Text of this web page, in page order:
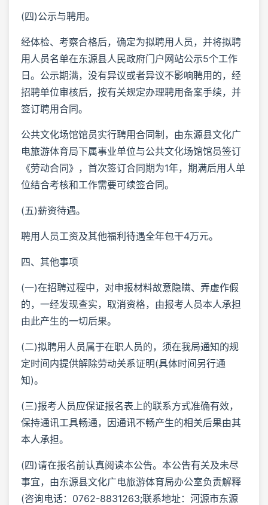
(四)公示与聘用。
经体检、考察合格后，确定为拟聘用人员，并将拟聘
用人员名单在东源县人民政府门户网站公示5个工作
日。公示期满，没有异议或者异议不影响聘用的，经
招聘单位审核后，按有关规定办理聘用备案手续，并
签订聘用合同。
公共文化场馆馆员实行聘用合同制，由东源县文化广
电旅游体育局下属事业单位与公共文化场馆馆员签订
《劳动合同》，首次签订合同期为1年，期满后用人单
位结合考核和工作需要可续签合同。
(五)薪资待遇。
聘用人员工资及其他福利待遇全年包干4万元。
四、其他事项
(一)在招聘过程中，对申报材料故意隐瞒、弄虚作假
的，一经发现查实，取消资格，由报考人员本人承担
由此产生的一切后果。
(二)拟聘用人员属于在职人员的，须在我局通知的规
定时间内提供解除劳动关系证明(具体时间另行通
知)。
(三)报考人员应保证报名表上的联系方式准确有效，
保持通讯工具畅通，因通讯不畅产生的相关后果由其
本人承担。
(四)请在报名前认真阅读本公告。本公告有关及未尽
事宜，由东源县文化广电旅游体育局办公室负责解释
(咨询电话：0762-8831263;联系地址：河源市东源